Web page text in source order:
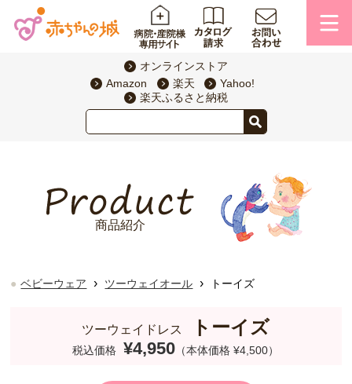
オンラインストア
Amazon
楽天
Yahoo!
楽天ふるさと納税
商品紹介
ベビーウェア › ツーウェイオール › トーイズ
ツーウェイドレス トーイズ
税込価格 ¥4,950 （本体価格 ¥4,500）